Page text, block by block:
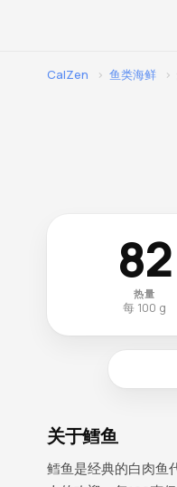
CalZen › 鱼类海鲜 ›
82
热量
每 100 g
关于鳕鱼
鳕鱼是经典的白肉鱼